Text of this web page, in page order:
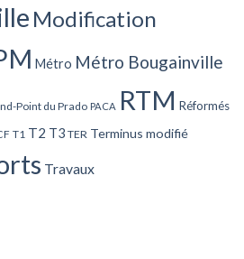
Modification
Métro Métro Bougainville
Point du Prado PACA RTM Réformés
T1 T2 T3 TER Terminus modifié
Travaux